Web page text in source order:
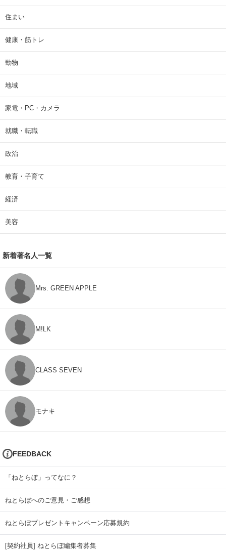
住まい
健康・筋トレ
動物
地域
家電・PC・カメラ
就職・転職
政治
教育・子育て
経済
美容
新着著名人一覧
Mrs. GREEN APPLE
M!LK
CLASS SEVEN
モナキ
FEEDBACK
「ねとらぼ」ってなに？
ねとらぼへのご意見・ご感想
ねとらぼプレゼントキャンペーン応募規約
[契約社員] ねとらぼ編集者募集